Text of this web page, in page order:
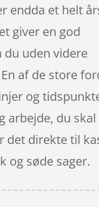
endda et helt
giver en god
du uden videre
af de store
og
arbejde, du
det direkte til
og søde sager.